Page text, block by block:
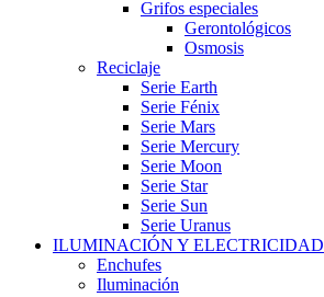
Grifos especiales
Gerontológicos
Osmosis
Reciclaje
Serie Earth
Serie Fénix
Serie Mars
Serie Mercury
Serie Moon
Serie Star
Serie Sun
Serie Uranus
ILUMINACIÓN Y ELECTRICIDAD
Enchufes
Iluminación